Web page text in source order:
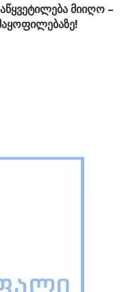
მიიღო –